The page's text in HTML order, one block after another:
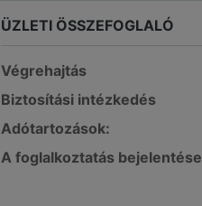
ÜZLETI ÖSSZEFOGLALÓ
Végrehajtás
Biztosítási intézkedés
Adótartozások:
A foglalkoztatás bejelentése